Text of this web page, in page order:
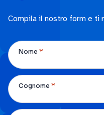
Compila il nostro form e ti
Nome *
Cognome *